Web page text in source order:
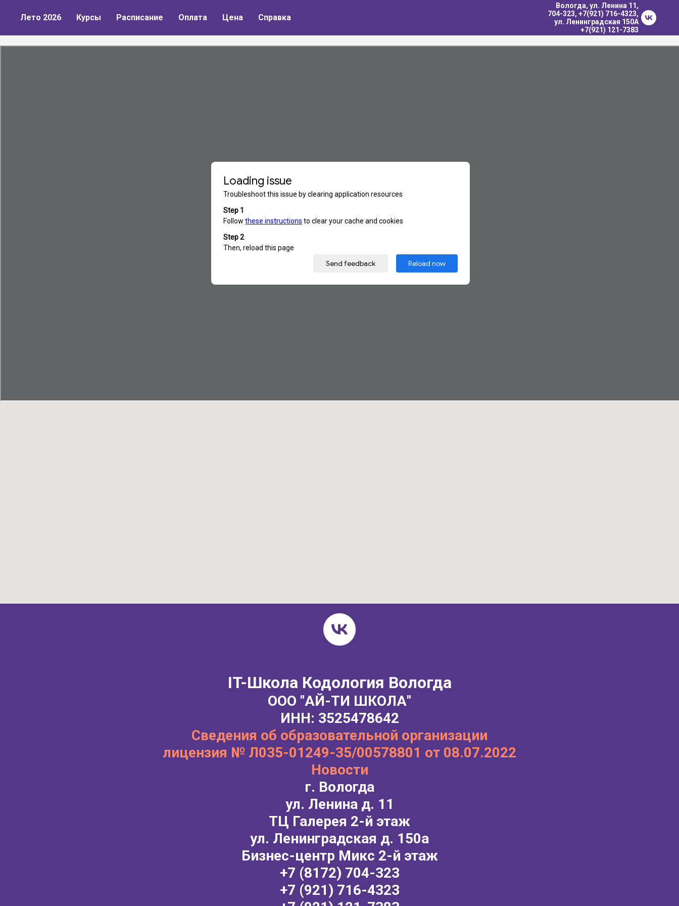
Лето 2026 Курсы Расписание Оплата Цена Справка
Вологда, ул. Ленина 11,
704-323, +7(921) 716-4323,
ул. Ленинградская 150А
+7(921) 121-7383
IT-Школа Кодология Вологда
ООО "АЙ-ТИ ШКОЛА"
ИНН: 3525478642
Сведения об образовательной организации
лицензия № Л035-01249-35/00578801 от 08.07.2022
Новости
г. Вологда
ул. Ленина д. 11
ТЦ Галерея 2-й этаж
ул. Ленинградская д. 150а
Бизнес-центр Микс 2-й этаж
+7 (8172) 704-323
+7 (921) 716-4323